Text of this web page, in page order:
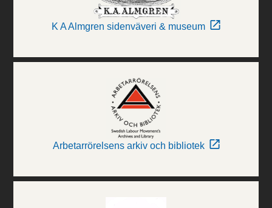
K A Almgren sidenväveri & museum
Arbetarrörelsens arkiv och bibliotek